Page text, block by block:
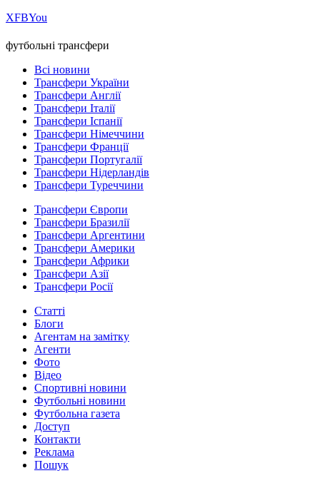
ХFBYou
футбольні трансфери
Всі новини
Трансфери України
Трансфери Англії
Трансфери Італії
Трансфери Іспанії
Трансфери Німеччини
Трансфери Франції
Трансфери Португалії
Трансфери Нідерландів
Трансфери Туреччини
Трансфери Європи
Трансфери Бразилії
Трансфери Аргентини
Трансфери Америки
Трансфери Африки
Трансфери Азії
Трансфери Росії
Статті
Блоги
Агентам на замітку
Агенти
Фото
Відео
Спортивні новини
Футбольні новини
Футбольна газета
Доступ
Контакти
Реклама
Пошук